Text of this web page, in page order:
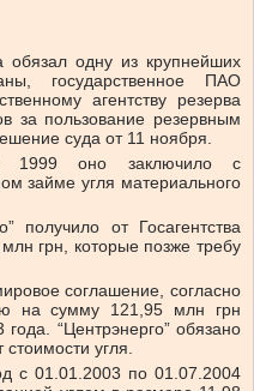
обязал одну из крупнейших
государственное ПАО
агентству резерва
за пользование резервным
суда от 11 ноября.
в 1999 оно заключило с
займе угля материального
получило от Госагентства
грн, которые позже требу
соглашение, согласно
на сумму 121,95 млн грн
“Центрэнерго” обязано
угля.
с 01.01.2003 по 01.07.2004